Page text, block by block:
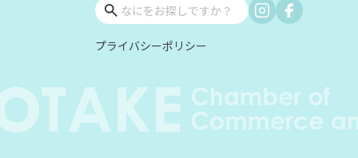
プライバシーポリシー